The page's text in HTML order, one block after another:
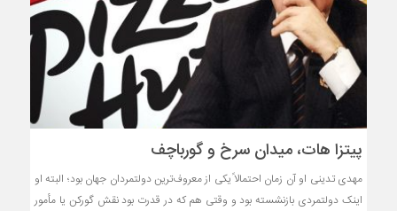
پیتزا هات، میدان سرخ و گورباچف
مهدی تدینی او آن زمان احتمالاً یکی از معروف‌ترین دولتمردان جهان بود؛ البته او
اینک دولتمردی بازنشسته بود و وقتی هم که در قدرت بود نقش گورکن یا مأمور